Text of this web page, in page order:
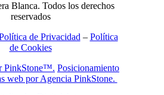
Blanca. Todos los derechos
reservados
de Privacidad – Política
de Cookies
PinkStone™. Posicionamiento
web por Agencia PinkStone.